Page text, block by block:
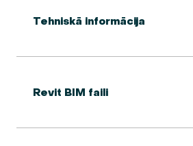
Tehniskā informācija
Revit BIM faili